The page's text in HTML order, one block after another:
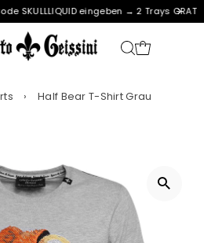
eingeben → 2 Trays GRATIS!* 🎁
›
Half Bear T-Shirt Grau